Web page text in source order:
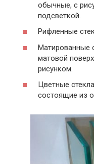
обычные, с
подсветкой.
Рифленные
Матированные
матовой
рисунком.
Цветные
состоящие из